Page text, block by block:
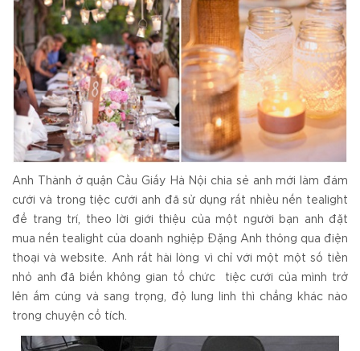
Anh Thành ở quận Cầu Giấy Hà Nội chia sẻ anh mới làm đám
cưới và trong tiệc cưới anh đã sử dụng rất nhiều nến tealight
để trang trí, theo lời giới thiệu của một người bạn anh đặt
mua nến tealight của doanh nghiệp Đặng Anh thông qua điện
thoại và website. Anh rất hài lòng vì chỉ với một một số tiền
nhỏ anh đã biến không gian tổ chức tiệc cưới của mình trở
lên ấm cúng và sang trọng, độ lung linh thì chẳng khác nào
trong chuyện cổ tích.